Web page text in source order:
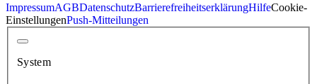
ImpressumAGBDatenschutzBarrierefreiheitserklärungHilfeCookie-
EinstellungenPush-Mitteilungen
System